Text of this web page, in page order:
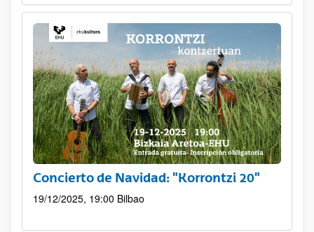
Concierto de Navidad: "Korrontzi 20"
19/12/2025, 19:00 Bilbao